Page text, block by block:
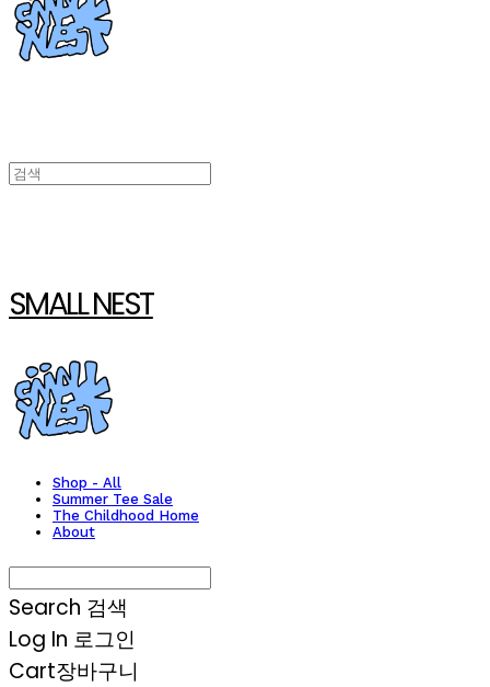
SMALL NEST
Shop - All
Summer Tee Sale
The Childhood Home
About
Search 검색
Log In 로그인
Cart장바구니